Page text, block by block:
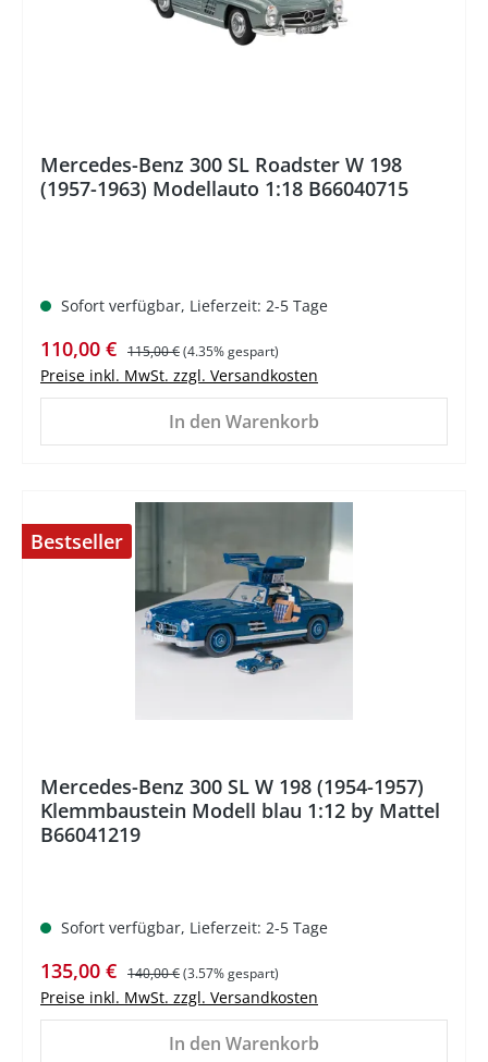
Mercedes-Benz 300 SL Roadster W 198
(1957-1963) Modellauto 1:18 B66040715
Sofort verfügbar, Lieferzeit: 2-5 Tage
Verkaufspreis:
110,00 € Regulärer Preis:
115,00 €(4.35% gespart)
Preise inkl. MwSt. zzgl. Versandkosten
In den Warenkorb
Bestseller
Mercedes-Benz 300 SL W 198 (1954-1957)
Klemmbaustein Modell blau 1:12 by Mattel
B66041219
Sofort verfügbar, Lieferzeit: 2-5 Tage
Verkaufspreis:
135,00 € Regulärer Preis:
140,00 €(3.57% gespart)
Preise inkl. MwSt. zzgl. Versandkosten
In den Warenkorb